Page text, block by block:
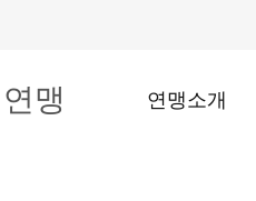
연맹소개